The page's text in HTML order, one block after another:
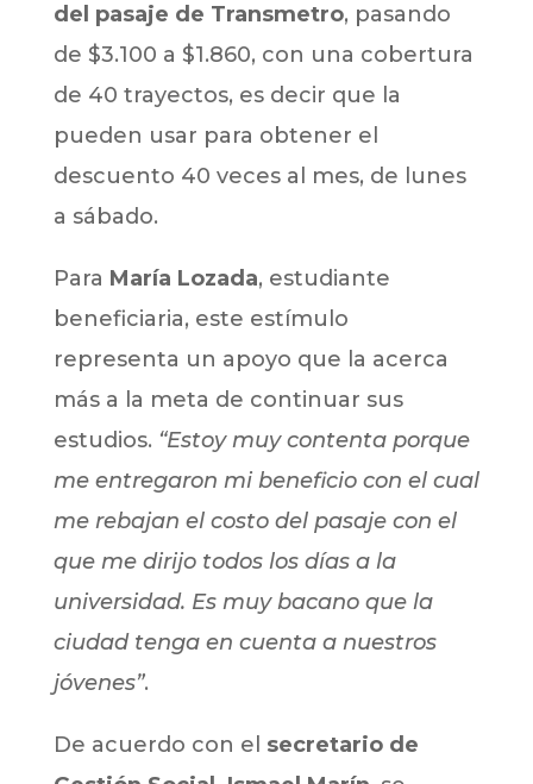
del pasaje de Transmetro, pasando
de $3.100 a $1.860, con una cobertura
de 40 trayectos, es decir que la
pueden usar para obtener el
descuento 40 veces al mes, de lunes
a sábado.
Para María Lozada, estudiante
beneficiaria, este estímulo
representa un apoyo que la acerca
más a la meta de continuar sus
estudios. “Estoy muy contenta porque
me entregaron mi beneficio con el cual
me rebajan el costo del pasaje con el
que me dirijo todos los días a la
universidad. Es muy bacano que la
ciudad tenga en cuenta a nuestros
jóvenes”.
De acuerdo con el secretario de